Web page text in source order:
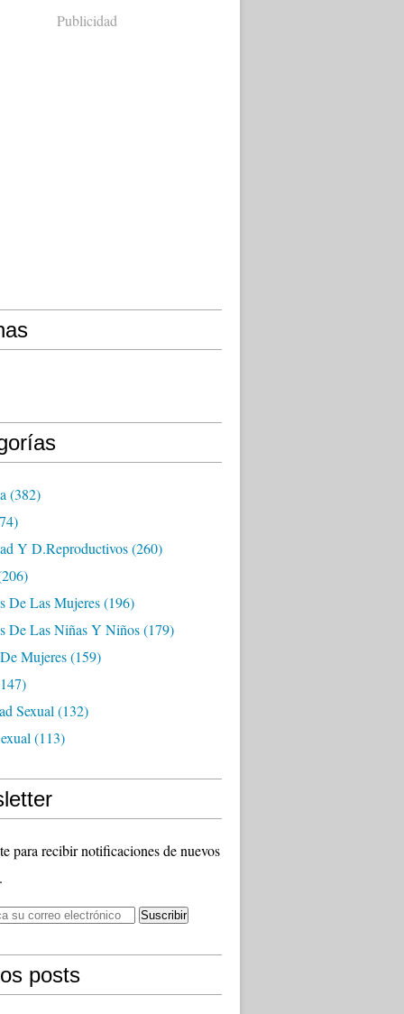
Publicidad
(382)
Y D.reproductivos(260)
De Las Mujeres(196)
De Las Niñas Y Niños(179)
Mujeres(159)
Sexual (132)
(113)
para recibir notificaciones de nuevos
posts